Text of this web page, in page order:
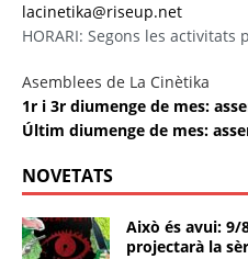
lacinetika@riseup.net
HORARI: Segons les activitats
Asemblees de La Cinètika
1r i 3r diumenge de mes:
Últim diumenge de mes:
NOVETATS
Això és avui: 9/
projectarà la